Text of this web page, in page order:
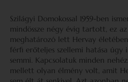
Szilágyi Domokossal 1959-ben
mindössze négy évig tartott, ez az
meghatározó lett Hervay
férfi erőteljes szellemi hatása
semmi. Kapcsolatuk minden
mellett olyan élmény volt, amit